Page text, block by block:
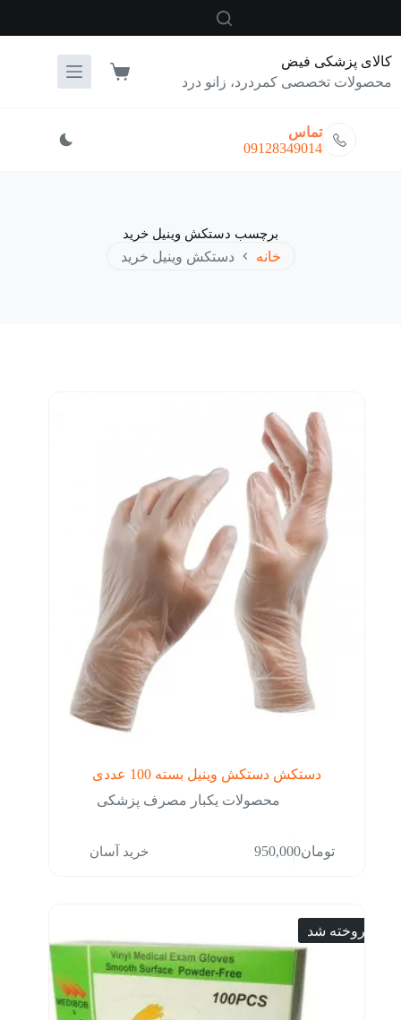
کالای پزشکی فیض
محصولات تخصصی کمردرد، زانو درد
سبد
تماس
09128349014
برچسب دستکش وینیل خرید
خانه
دستکش وینیل خرید
دستکش دستکش وینیل بسته 100 عددی
محصولات یکبار مصرف پزشکی
تومان950,000 خرید آسان
فروخته شد